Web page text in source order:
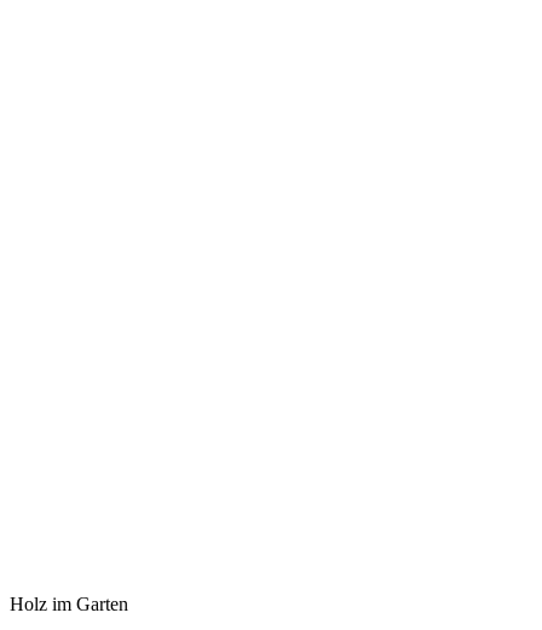
Holz im Garten